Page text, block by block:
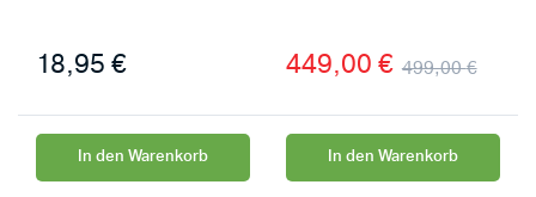
18,95 €
In den Warenkorb
499,00€
449,00 €
In den Warenkorb